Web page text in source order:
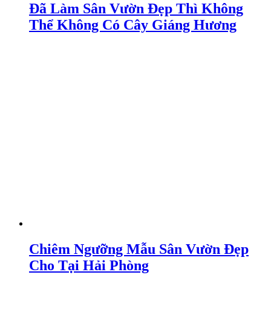
Đã Làm Sân Vườn Đẹp Thì Không
Thể Không Có Cây Giáng Hương
Chiêm Ngưỡng Mẫu Sân Vườn Đẹp
Cho Tại Hải Phòng